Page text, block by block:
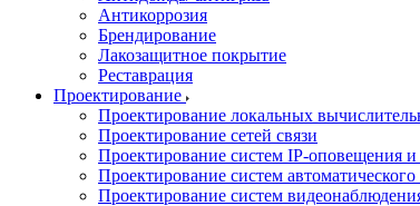
Антикоррозия
Брендирование
Лакозащитное покрытие
Реставрация
Проектирование
Проектирование локальных
Проектирование сетей связи
Проектирование систем IP-оповещения
Проектирование систем
Проектирование систем